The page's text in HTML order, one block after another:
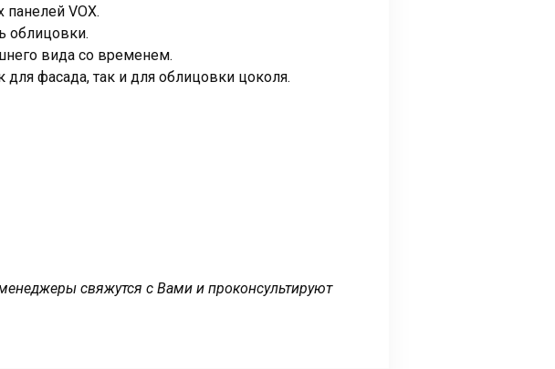
VOX.
облицовки.
вида со временем.
фасада, так и для облицовки цоколя.
свяжутся с Вами и проконсультируют